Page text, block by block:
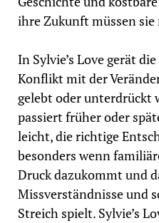
ihre Zukunft müssen
In Sylvie’s Love gerät
Konflikt mit der
gelebt oder unterdrückt
passiert früher oder
leicht, die richtige
besonders wenn
Druck dazukommt und
Missverständnisse und
Streich spielt. Sylvie’s